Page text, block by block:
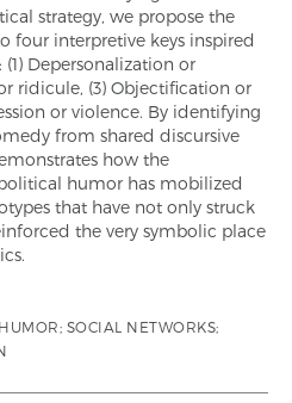
strategy, we propose the
four interpretive keys inspired
Depersonalization or
ridicule, (3) Objectification or
or violence. By identifying
from shared discursive
how the
humor has mobilized
that have not only struck
the very symbolic place
SOCIAL NETWORKS;